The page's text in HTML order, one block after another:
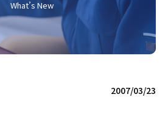
What’s New
2007/03/23